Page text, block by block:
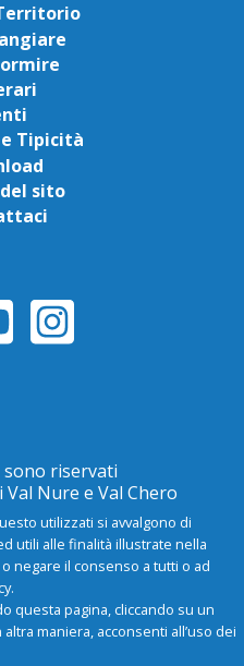
Tipicità
sito
riservati
Nure e Val Chero
Privacy Policy
utilizzati si avvalgono di
utili alle finalità illustrate nella
negare il consenso a tutti o ad
questa pagina, cliccando su un
maniera, acconsenti all’uso dei